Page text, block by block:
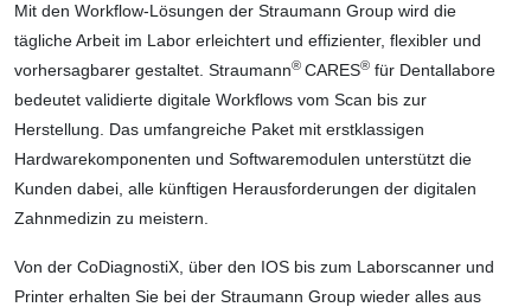
Mit den Workflow-Lösungen der Straumann Group wird die
tägliche Arbeit im Labor erleichtert und effizienter, flexibler und
vorhersagbarer gestaltet. Straumann® CARES® für Dentallabore
bedeutet validierte digitale Workflows vom Scan bis zur
Herstellung. Das umfangreiche Paket mit erstklassigen
Hardwarekomponenten und Softwaremo­dulen unterstützt die
Kunden dabei, alle künftigen Herausforderungen der digitalen
Zahnmedizin zu meistern.
Von der CoDiagnostiX, über den IOS bis zum Laborscanner und
Printer erhalten Sie bei der Straumann Group wieder alles aus